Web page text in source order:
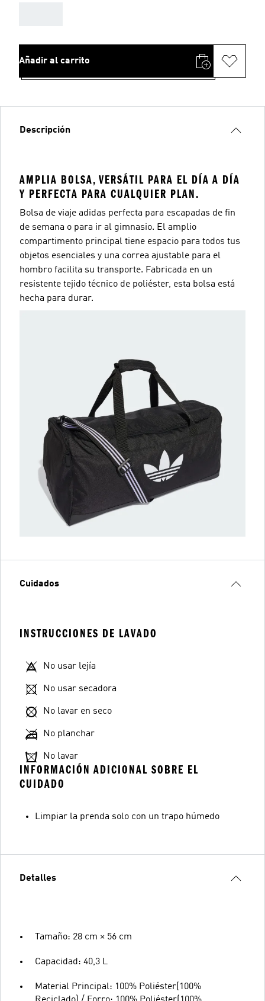
Añadir al carrito
Descripción
AMPLIA BOLSA, VERSÁTIL PARA EL DÍA A DÍA
Y PERFECTA PARA CUALQUIER PLAN.
Bolsa de viaje adidas perfecta para escapadas de fin
de semana o para ir al gimnasio. El amplio
compartimento principal tiene espacio para todos tus
objetos esenciales y una correa ajustable para el
hombro facilita su transporte. Fabricada en un
resistente tejido técnico de poliéster, esta bolsa está
hecha para durar.
Cuidados
INSTRUCCIONES DE LAVADO
No usar lejía
No usar secadora
No lavar en seco
No planchar
No lavar
INFORMACIÓN ADICIONAL SOBRE EL
CUIDADO
Limpiar la prenda solo con un trapo húmedo
Detalles
Tamaño: 28 cm × 56 cm
Capacidad: 40,3 L
Material Principal: 100% Poliéster(100%